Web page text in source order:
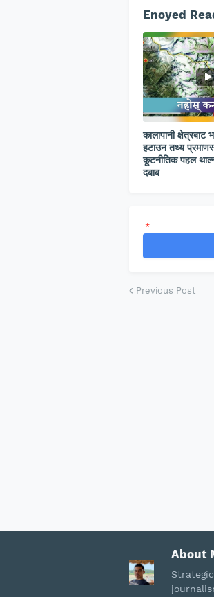
Enoyed
कालापानी
हटाउन तथ्य
कूटनीतिक पहल
दबाब
*
Previous Post
About